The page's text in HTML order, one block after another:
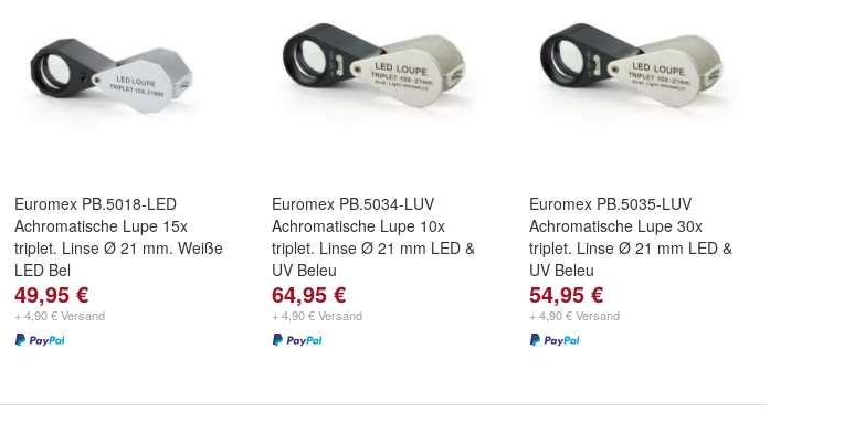
Euromex PB.5018-LED
Achromatische Lupe 15x
triplet. Linse Ø 21 mm. Weiße
LED Bel
49,95 €
+ 4,90 € Versand
Euromex PB.5034-LUV
Achromatische Lupe 10x
triplet. Linse Ø 21 mm LED &
UV Beleu
64,95 €
+ 4,90 € Versand
Euromex PB.5035-LUV
Achromatische Lupe 30x
triplet. Linse Ø 21 mm LED &
UV Beleu
54,95 €
+ 4,90 € Versand